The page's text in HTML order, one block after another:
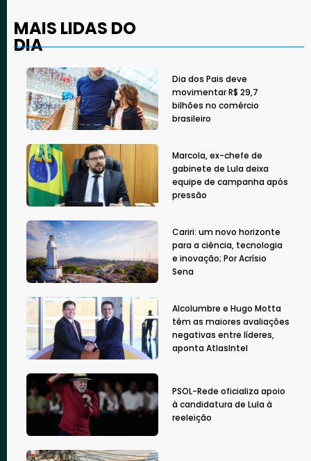
MAIS LIDAS DO
DIA
Dia dos Pais deve
movimentar R$ 29,7
bilhões no comércio
brasileiro
Marcola, ex-chefe de
gabinete de Lula deixa
equipe de campanha após
pressão
Cariri: um novo horizonte
para a ciência, tecnologia
e inovação; Por Acrísio
Sena
Alcolumbre e Hugo Motta
têm as maiores avaliações
negativas entre líderes,
aponta AtlasIntel
PSOL-Rede oficializa apoio
à candidatura de Lula à
reeleição